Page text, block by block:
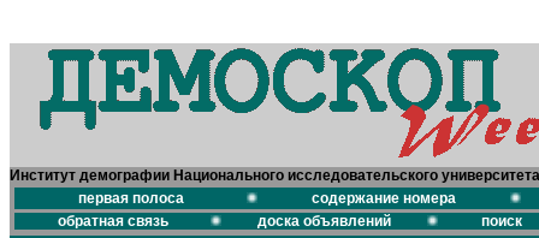
Институт демографии Национального исследовательского
первая полоса
содержание номера
обратная связь
доска объявлений поиск